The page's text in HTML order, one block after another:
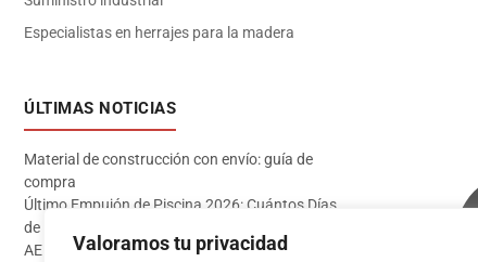
Valoramos tu privacidad
Especialistas en herrajes para la madera
ÚLTIMAS NOTICIAS
Material de construcción con envío: guía de
compra
Último Empujón de Piscina 2026: Cuántos Días
de Baño te Quedan en Madrid Sur (Datos
AEMET)